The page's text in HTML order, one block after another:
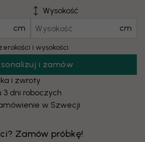
cm
Wysokość
cm
i wysokości
i zamów
i zwroty
3 dni roboczych
w Szwecji
Zamów próbkę!